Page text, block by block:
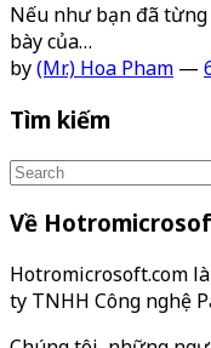
Nếu như bạn đã
bày của…
by(Mr.) Hoa Pham —
Tìm kiếm
Về
Hotromicrosoft.com
ty TNHH Công nghệ